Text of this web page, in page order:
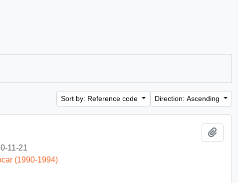
Sort by: Reference code Direction: Ascending
11-21
(1990-1994)